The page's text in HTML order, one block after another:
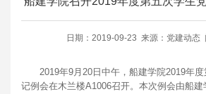
日期：2019-09-23 来源：党建动态
2019年9月20日中午，船建学院2019年度
记例会在木兰楼A1006召开。本次例会由船